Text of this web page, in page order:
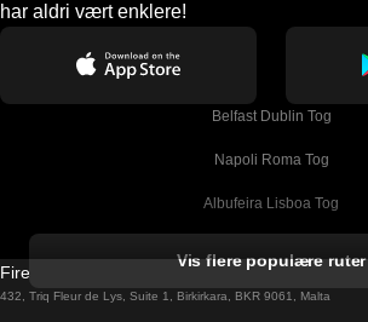
har aldri vært enklere!
Belfast Dublin Tog
Napoli Roma Tog
Albufeira Lisboa Tog
Barcelona Madrid Tog
Vis flere populære ruter
Firebird GT Limited (OC 1451)
432, Triq Fleur de Lys, Suite 1, Birkirkara, BKR 9061, Malta